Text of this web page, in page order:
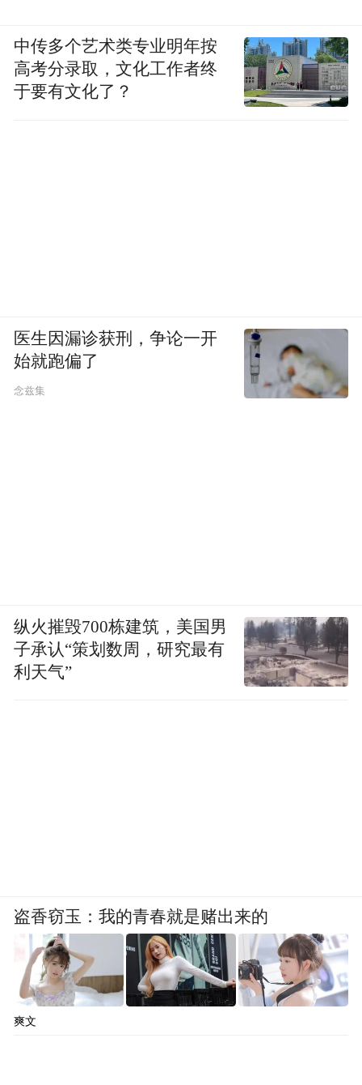
中传多个艺术类专业明年按
高考分录取，文化工作者终
于要有文化了？
医生因漏诊获刑，争论一开
始就跑偏了
念兹集
纵火摧毁700栋建筑，美国男
子承认“策划数周，研究最有
利天气”
盗香窃玉：我的青春就是赌出来的
爽文